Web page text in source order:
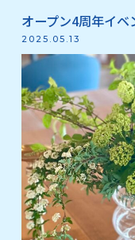
オープン4周年イベ
2025.05.13